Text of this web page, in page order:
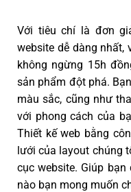
Với tiêu chí là đơn
website dễ dàng
không ngừng 15h
sản phẩm đột phá.
màu sắc, cũng như
với phong cách của
Thiết kế web bằng
lưới của layout chúng
cục website. Giúp
nào bạn mong muốn